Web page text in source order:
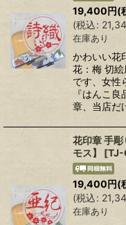
19,400円(
(税込:
在庫あり
かわいい花
花：梅 切
です、女性
『はんこ
章、当店だ
花印章 手
モス】
[TJ-
19,400円(
(税込:
在庫あり